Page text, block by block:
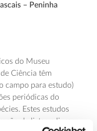
– Peninha
do Museu
Ciência têm
campo para estudo)
periódicas do
Estes estudos
de listas e livros